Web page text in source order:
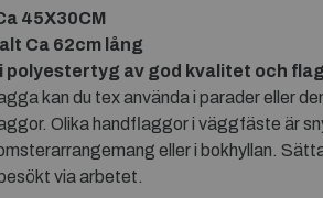
45X30CM
Ca 62cm lång
polyestertyg av god kvalitet och
kan du tex använda i parader eller
Olika handflaggor i väggfäste är
eller i bokhyllan.
via arbetet.